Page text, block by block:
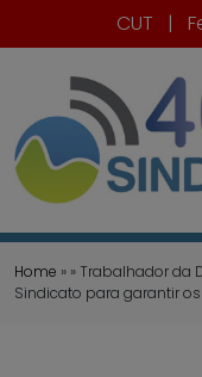
CUT |
Home » » Trabalhador da
Sindicato para garantir